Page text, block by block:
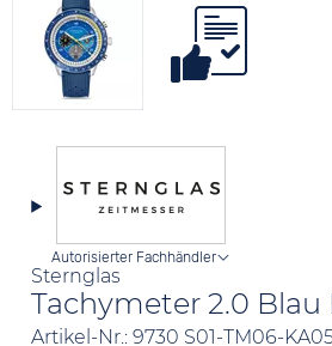
Sternglas
Tachymeter 2.0
Artikel-Nr.: 9730 S01-TM06-
Autorisierter Fachhändler